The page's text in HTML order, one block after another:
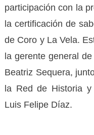
participación con la
la certificación de
de Coro y La Vela.
la gerente general
Beatriz Sequera,
la Red de Historia
Luis Felipe Díaz.